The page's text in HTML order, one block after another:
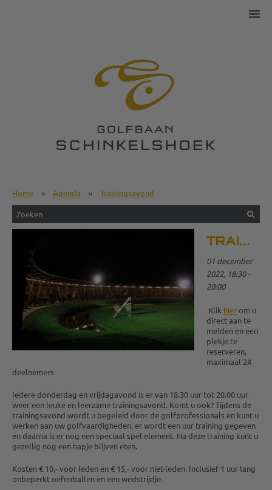
Home » Agenda » Trainingsavond
TRAININGSAVOND
01 december
2022, 18:30 -
20:00
Klik hierom u
direct aan te
melden en een
plekje te
reserveren,
maximaal 24
deelnemers
Iedere donderdag en vrijdagavond is er van 18.30 uur tot 20.00 uur
weer een leuke en leerzame trainingsavond. Komt u ook? Tijdens de
trainingsavond wordt u begeleid door de golfprofessionals en kunt u
werken aan uw golfvaardigheden. er wordt een uur training gegeven
en daarna is er nog een speciaal spel element. Na deze training kunt u
gezellig nog een hapje blijven eten.
Kosten € 10,- voor leden en € 15,- voor niet-leden. Inclusief 1 uur lang
onbeperkt oefenballen en een wedstrijdje.